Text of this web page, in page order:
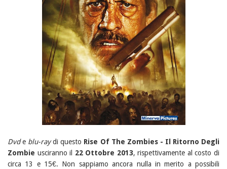
Dvde blu-raydi questo Rise Of The Zombies - Il Ritorno Degli
Zombie usciranno il 22 Ottobre 2013, rispettivamente al costo di
circa 13 e 15€. Non sappiamo ancora nulla in merito a possibili